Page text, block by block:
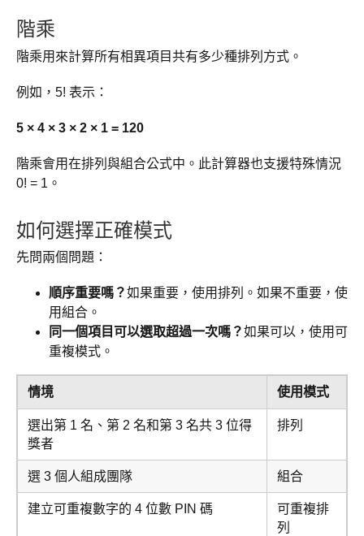
階乘
階乘用來計算所有相異項目共有多少種排列方式。
例如，5! 表示：
5 × 4 × 3 × 2 × 1 = 120
階乘會用在排列與組合公式中。此計算器也支援特殊情況
0! = 1。
如何選擇正確模式
先問兩個問題：
順序重要嗎？如果重要，使用排列。如果不重要，使
用組合。
同一個項目可以選取超過一次嗎？如果可以，使用可
重複模式。
情境 使用模式
選出第 1 名、第 2 名和第 3 名共 3 位得
獎者
排列
選 3 個人組成團隊 組合
建立可重複數字的 4 位數 PIN 碼
可重複排
列